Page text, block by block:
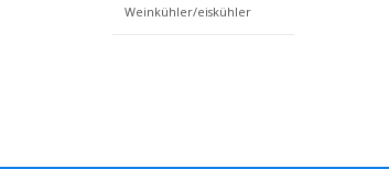
Weinkühler/eiskühler